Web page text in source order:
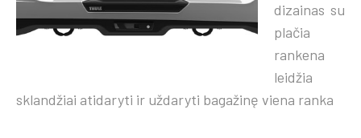
dizainas su
plačia
rankena
leidžia
sklandžiai atidaryti ir uždaryti bagažinę viena ranka